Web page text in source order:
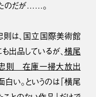
のだが……。
は、国立国際美術館
出品しているが、横尾
則 在庫一掃大放出
い。というのは「横尾